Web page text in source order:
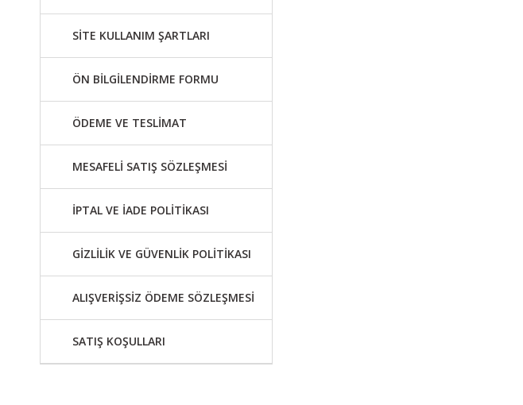
SİTE KULLANIM ŞARTLARI
ÖN BİLGİLENDİRME FORMU
ÖDEME VE TESLİMAT
MESAFELİ SATIŞ SÖZLEŞMESİ
İPTAL VE İADE POLİTİKASI
GİZLİLİK VE GÜVENLİK POLİTİKASI
ALIŞVERİŞSİZ ÖDEME SÖZLEŞMESİ
SATIŞ KOŞULLARI